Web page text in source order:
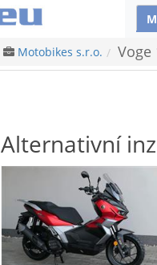
Motobikes s.r.o. Voge
Alternativní